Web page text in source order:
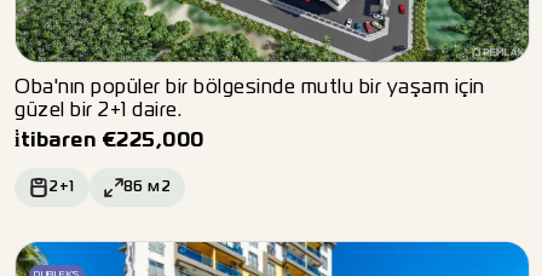
Oba'nın popüler bir bölgesinde mutlu bir yaşam için
güzel bir 2+1 daire.
i̇tibaren €225,000
2+1 86 м2
DUBLEKS